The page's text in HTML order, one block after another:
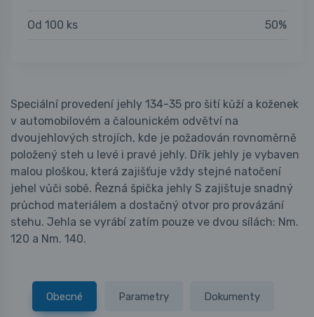
Od 100 ks 50%
Speciální provedení jehly 134-35 pro šití kůží a koženek
v automobilovém a čalounickém odvětví na
dvoujehlových strojích, kde je požadován rovnoměrně
položený steh u levé i pravé jehly. Dřík jehly je vybaven
malou ploškou, která zajišťuje vždy stejné natočení
jehel vůči sobě. Řezná špička jehly S zajištuje snadný
průchod materiálem a dostačný otvor pro provázání
stehu. Jehla se vyrábí zatím pouze ve dvou sílách: Nm.
120 a Nm. 140.
Obecné Parametry Dokumenty